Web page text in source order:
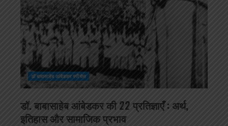
डॉ बाबासाहेब आंबेडकर स्पीचेस
डॉ. बाबासाहेब आंबेडकर की 22 प्रतिज्ञाएँ : अर्थ,
इतिहास और सामाजिक प्रभाव